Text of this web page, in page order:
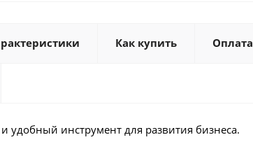
Как купить Оплата
удобный инструмент для развития бизнеса.